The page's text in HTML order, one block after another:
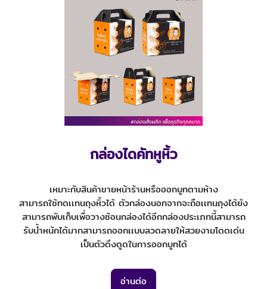
กล่องไดคัทหูหิ้ว
เหมาะกับสินค้าขายหน้าร้านหรือออกบูทตามห้าง
สามารถใช้ทดเเทนถุงหิ้วได้ ตัวกล่องนอกจากจะถือเเทนถุงได้ยัง
สามารถพับเก็บเพื่อวางซ้อนกล่องได้อีกกล่องประเภทนี้สามารถ
รับน้ำหนักได้มากสามารถออกเเบบลวดลายให้สวยงามโดดเด่น
เป็นตัวดึงดูดในการออกบูทได้
อ่านต่อ